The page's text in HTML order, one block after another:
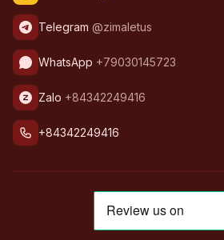
Telegram @zimaletus
WhatsApp +79030145723
Zalo +84342249416
+84342249416